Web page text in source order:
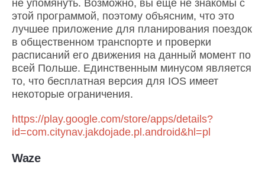
не упомянуть. Возможно, вы еще не знакомы с
этой программой, поэтому объясним, что это
лучшее приложение для планирования поездок
в общественном транспорте и проверки
расписаний его движения на данный момент по
всей Польше. Единственным минусом является
то, что бесплатная версия для IOS имеет
некоторые ограничения.
https://play.google.com/store/apps/details?
id=com.citynav.jakdojade.pl.android&hl=pl
Waze